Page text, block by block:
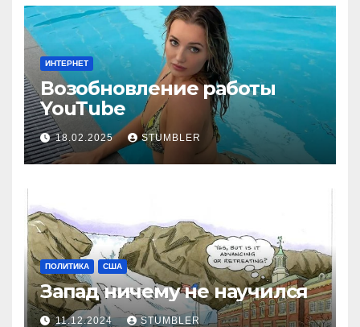
ИНТЕРНЕТ
Возобновление работы
YouТube
18.02.2025 STUMBLER
ПОЛИТИКА США
Запад ничему не научился
11.12.2024 STUMBLER